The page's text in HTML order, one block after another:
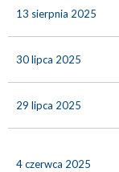
13 sierpnia 2025
30 lipca 2025
29 lipca 2025
4 czerwca 2025